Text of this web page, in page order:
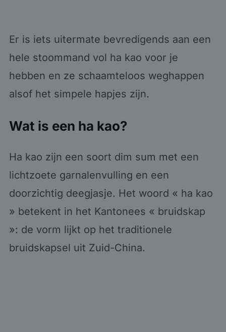
Er is iets uitermate bevredigends aan een
hele stoommand vol ha kao voor je
hebben en ze schaamteloos weghappen
alsof het simpele hapjes zijn.
Wat is een ha kao?
Ha kao zijn een soort dim sum met een
lichtzoete garnalenvulling en een
doorzichtig deegjasje. Het woord « ha kao
» betekent in het Kantonees « bruidskap
»: de vorm lijkt op het traditionele
bruidskapsel uit Zuid-China.